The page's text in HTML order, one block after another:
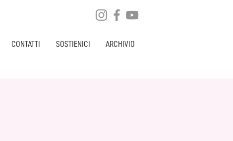
CONTATTI SOSTIENICI ARCHIVIO